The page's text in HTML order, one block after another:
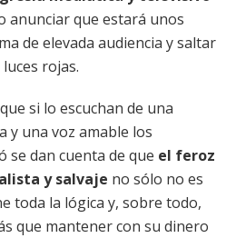
anunciar que estará unos
de elevada audiencia y saltar
rojas.
si lo escuchan de una
y una voz amable los
se dan cuenta de que el feroz
y salvaje no sólo no es
toda la lógica y, sobre todo,
que mantener con su dinero